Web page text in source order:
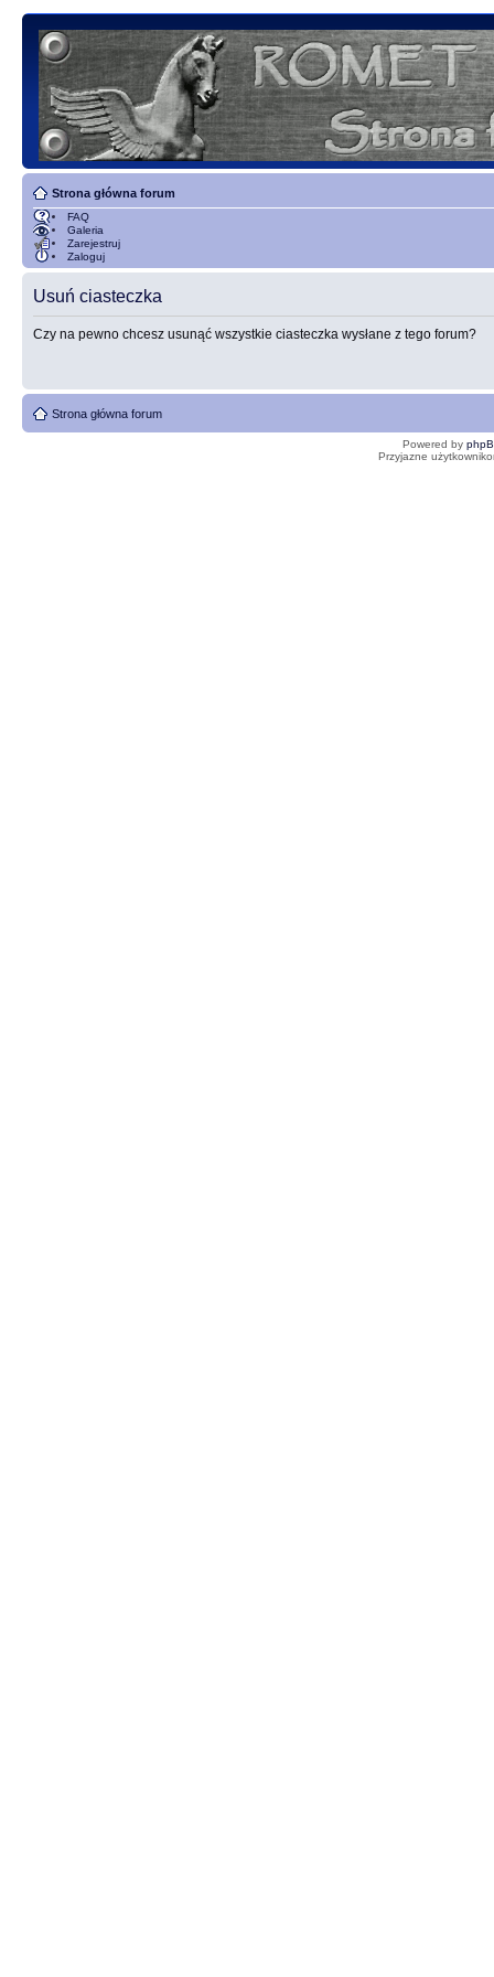
Strona główna forum
FAQ
Galeria
Zarejestruj
Zaloguj
Usuń ciasteczka
Czy na pewno chcesz usunąć wszystkie ciasteczka wysłane z tego forum?
Strona główna forum
Powered by
Przyjazne